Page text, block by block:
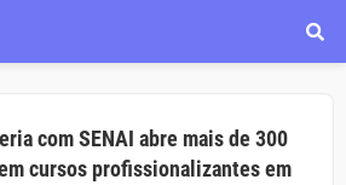
com SENAI abre mais de 300
cursos profissionalizantes em